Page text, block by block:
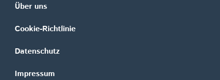
Über uns
Cookie-Richtlinie
Datenschutz
Impressum